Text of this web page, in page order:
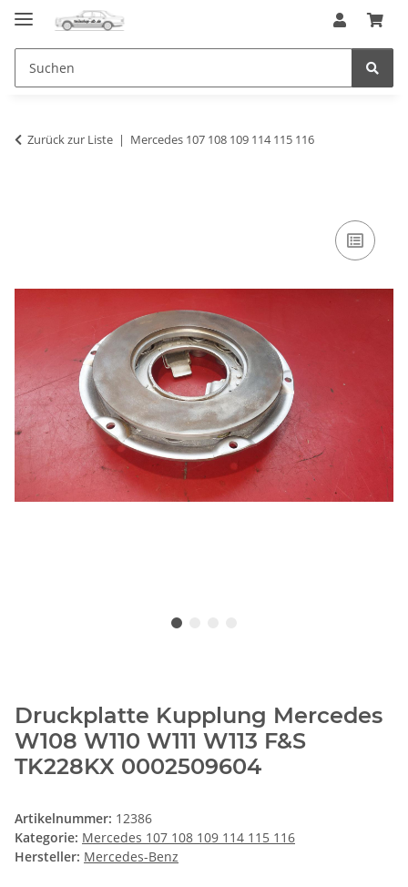
Zurück zur Liste Mercedes 107 108 109 114 115 116
Druckplatte Kupplung Mercedes
W108 W110 W111 W113 F&S
TK228KX 0002509604
Artikelnummer: 12386
Kategorie: Mercedes 107 108 109 114 115 116
Hersteller: Mercedes-Benz